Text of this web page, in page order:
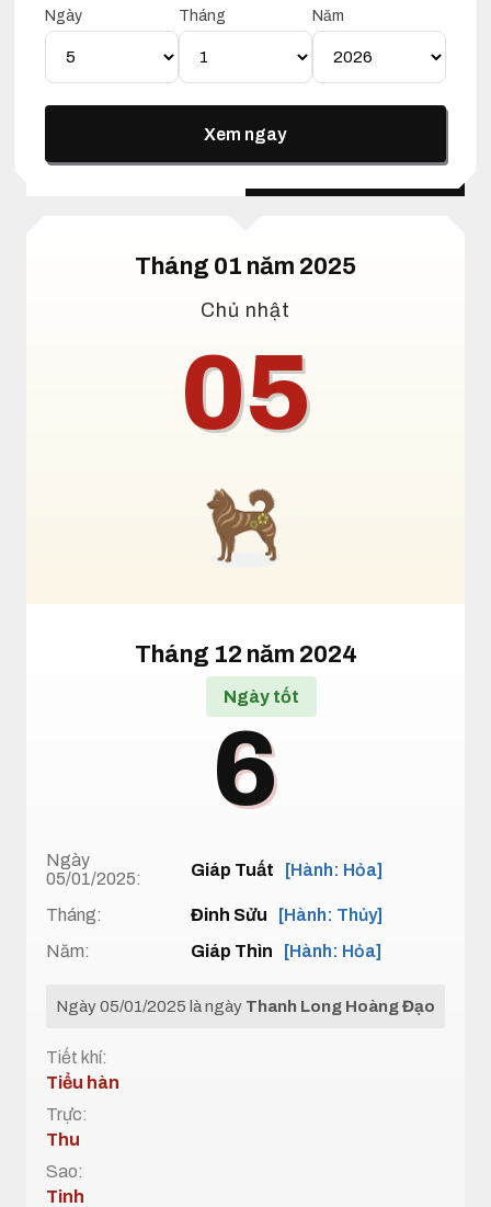
Ngày Tháng Năm
Xem ngay
1. Xem ngày tốt xấu 5 tháng 1 năm 2025
Lịch Vạn Niên 05 Tháng 01
Năm 2025
Lịch dương Lịch âm
Tháng 01 năm 2025
Chủ nhật
05
Tháng 12 năm 2024
Ngày tốt
6
Ngày
05/01/2025:
Giáp Tuất [Hành: Hỏa]
Tháng: Đinh Sửu
[Hành: Thủy]
Năm:
Giáp Thìn [Hành: Hỏa]
Ngày 05/01/2025 là ngày Thanh Long Hoàng Đạo
Tiết khí:
Tiểu hàn
Trực:
Thu
Sao:
Tinh